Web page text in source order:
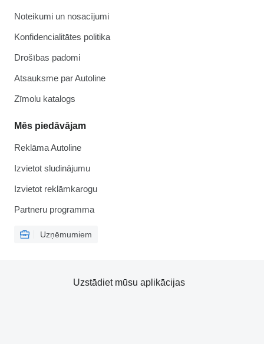
Noteikumi un nosacījumi
Konfidencialitātes politika
Drošības padomi
Atsauksme par Autoline
Zīmolu katalogs
Mēs piedāvājam
Reklāma Autoline
Izvietot sludinājumu
Izvietot reklāmkarogu
Partneru programma
Uzņēmumiem
Uzstādiet mūsu aplikācijas